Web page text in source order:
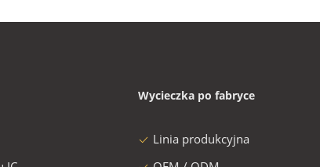
Wycieczka po fabryce
Linia produkcyjna